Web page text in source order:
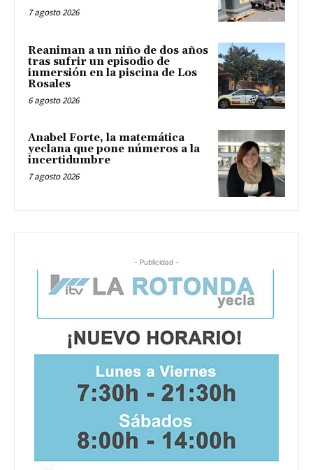
7 agosto 2026
Reaniman a un niño de dos años
tras sufrir un episodio de
inmersión en la piscina de Los
Rosales
6 agosto 2026
Anabel Forte, la matemática
yeclana que pone números a la
incertidumbre
7 agosto 2026
- Publicidad -